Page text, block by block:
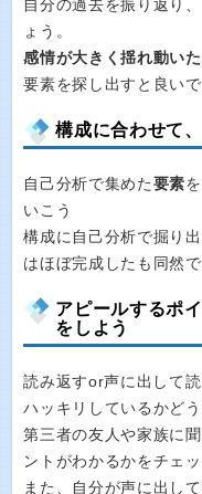
自分の過去を振り返り
ょう。
感情が大きく揺れ動いた
要素を探し出すと良いで
構成に合わせて
自己分析で集めた 要素
いこう
構成に自己分析で掘り
はほぼ完成したも同然で
アピールするポ
をしよう
読み返すor声に出して
ハッキリしているかど
第三者の友人や家族に
ントがわかるかをチェ
また、自分が声に出し